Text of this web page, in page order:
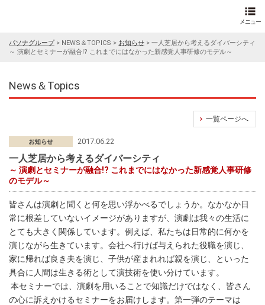
パソナグループ> NEWS＆TOPICS > お知らせ > 一人芝居から考えるダイバーシティ
～ 演劇とセミナーが融合!? これまでにはなかった新感覚人事研修のモデル～
News＆Topics
一覧ページへ
2017.06.22
一人芝居から考えるダイバーシティ
～ 演劇とセミナーが融合!? これまでにはなかった新感覚人事研修
のモデル～
皆さんは演劇と聞くと何を思い浮かべるでしょうか。なかなか日
常に根差していないイメージがありますが、演劇は我々の生活に
とても大きく関係しています。例えば、私たちは日常的に何かを
演じながら生きています。会社へ行けば与えられた役職を演じ、
家に帰れば良き夫を演じ、子供が産まれれば親を演じ、といった
具合に人間は生きる術として演技術を使い分けています。
本セミナーでは、演劇を用いることで知識だけではなく、皆さん
の心に訴えかけるセミナーをお届けします。第一弾のテーマは